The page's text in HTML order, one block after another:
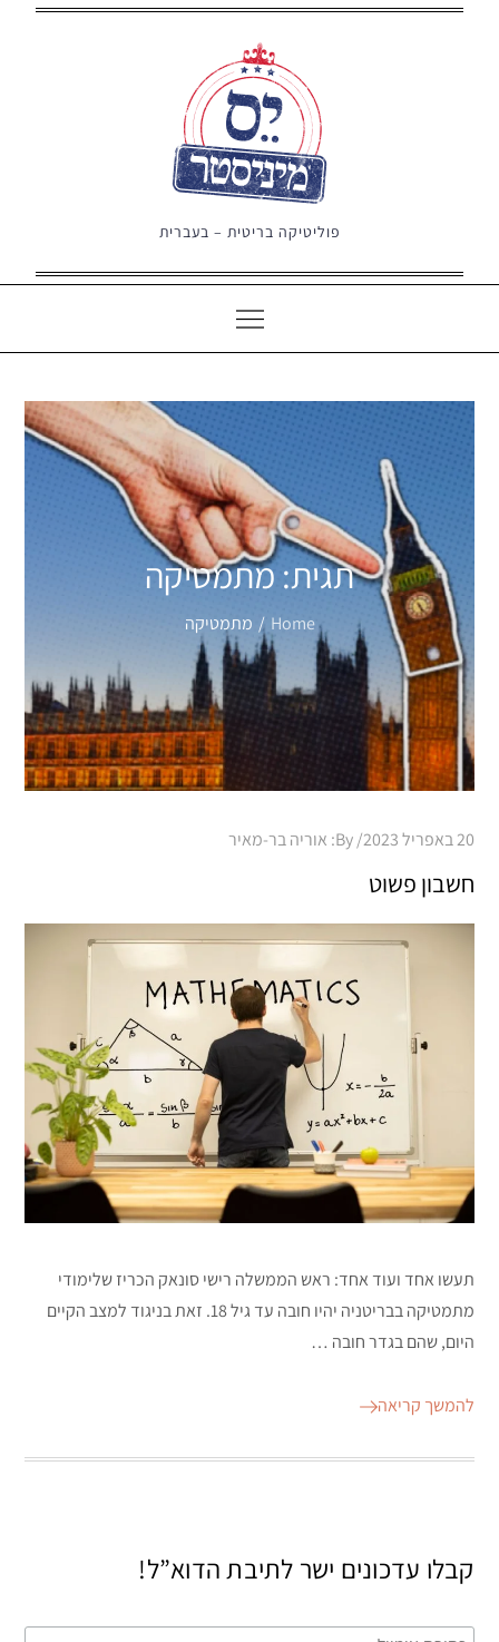
פוליטיקה בריטית – בעברית
תגית:מתמטיקה
Home מתמטיקה
Posted
20 באפריל 2023 By: אוריה בר-מאיר
חשבון פשוט
תעשו אחד ועוד אחד: ראש הממשלה רישי סונאק הכריז שלימודי
מתמטיקה בבריטניה יהיו חובה עד גיל 18. זאת בניגוד למצב הקיים
היום, שהם בגדר חובה …
להמשך קריאה
קבלו עדכונים ישר לתיבת הדוא”ל!